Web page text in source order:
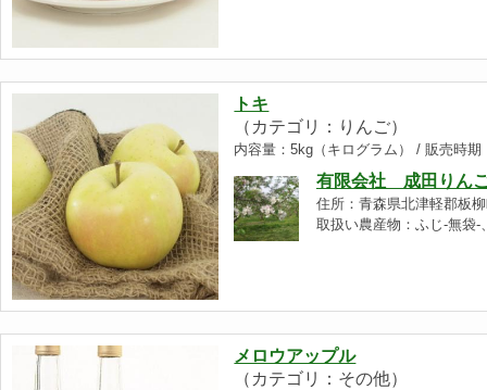
トキ
（カテゴリ：りんご）
内容量：5kg（キログラム） / 販売時期
有限会社 成田りん
住所：青森県北津軽郡板
取扱い農産物：ふじ-無袋
メロウアップル
（カテゴリ：その他）